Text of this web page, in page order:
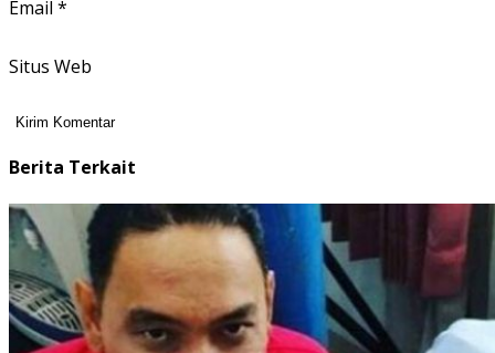
Email *
Situs Web
Berita Terkait